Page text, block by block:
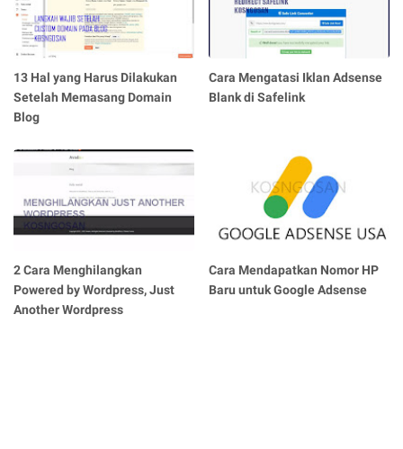
13 Hal yang Harus Dilakukan
Setelah Memasang Domain
Blog
Cara Mengatasi Iklan Adsense
Blank di Safelink
2 Cara Menghilangkan
Powered by Wordpress, Just
Another Wordpress
Cara Mendapatkan Nomor HP
Baru untuk Google Adsense